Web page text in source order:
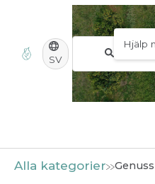
SV
Alla kategorier